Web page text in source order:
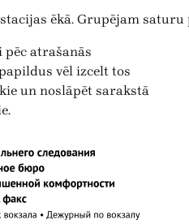
ēkā. Grupējam saturu
atrašanās
vēl izcelt tos
un noslāpēt sarakstā